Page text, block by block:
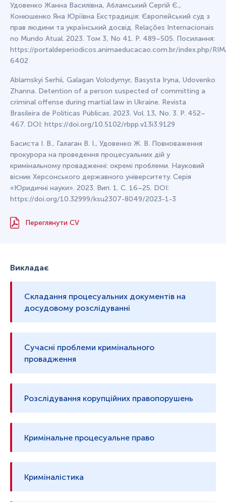
Удовенко Жанна Василівна, Абламський Сергій Є.,
Конюшенко Яна Юріївна Екстрадиція: Європейський суд з
прав людини та український досвід. Relações Internacionais
no Mundo Atual. 2023. Том 3, No 41. Р. 489–505. Посилання:
https://portaldeperiodicos.animaeducacao.com.br/index.php/
6402
Ablamskyi Serhii, Galagan Volodymyr, Basysta Iryna, Udovenko
Zhаnnа. Detention of a person suspected of committing a
criminal offense during martial law in Ukraine. Revista
Brasileira de Políticas Públicas. 2023. Vol. 13, No. 3. P. 452–
467. DOI: https://doi.org/10.5102/rbpp.v13i3.9129
Басиста І. В., Галаган В. І., Удовенко Ж. В. Повноваження
прокурора на проведення процесуальних дій у
кримінальному провадженні: окремі проблеми. Науковий
вісник Херсонського державного університету. Серія
«Юридичні науки». 2023. Вип. 1. С. 16–25. DOI:
https://doi.org/10.32999/ksu2307-8049/2023-1-3
Переглянути CV
Викладає
Складання процесуальних документів на
досудовому розслідуванні
Сучасні проблеми кримінального
провадження
Розслідування корупційних правопорушень
Кримінальне процесуальне право
Криміналістика